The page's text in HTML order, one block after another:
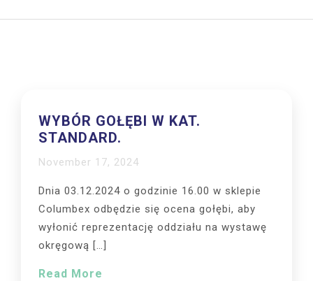
WYBÓR GOŁĘBI W KAT.
STANDARD.
November 17, 2024
Dnia 03.12.2024 o godzinie 16.00 w sklepie
Columbex odbędzie się ocena gołębi, aby
wyłonić reprezentację oddziału na wystawę
okręgową […]
Read More